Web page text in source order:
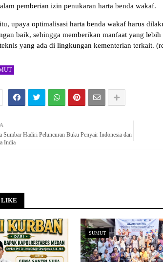
pemberian izin penukaran harta benda wakaf.
upaya optimalisasi harta benda wakaf harus
baik, sehingga memberikan manfaat yang
yang ada di lingkungan kementerian terkait.
Sumbar Hadiri Peluncuran Buku Penyair Indonesia dan
India
LIKE
SUMUT